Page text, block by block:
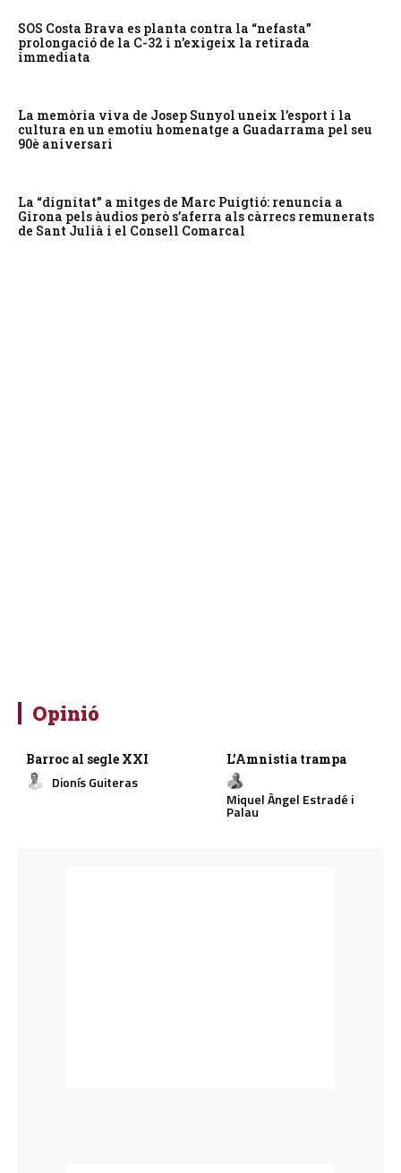
SOS Costa Brava es planta contra la “nefasta”
prolongació de la C-32 i n’exigeix la retirada
immediata
La memòria viva de Josep Sunyol uneix l’esport i la
cultura en un emotiu homenatge a Guadarrama pel seu
90è aniversari
La “dignitat” a mitges de Marc Puigtió: renuncia a
Girona pels àudios però s’aferra als càrrecs remunerats
de Sant Julià i el Consell Comarcal
Opinió
Barroc al segle XXI
Dionís Guiteras
L’Amnistia trampa
Miquel Àngel Estradé i
Palau